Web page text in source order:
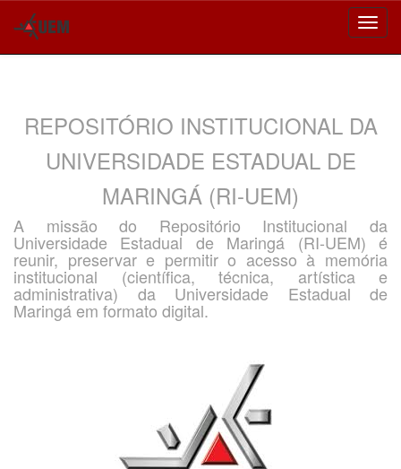
REPOSITÓRIO INSTITUCIONAL DA
UNIVERSIDADE ESTADUAL DE
MARINGÁ (RI-UEM)
A missão do Repositório Institucional da
Universidade Estadual de Maringá (RI-UEM) é
reunir, preservar e permitir o acesso à memória
institucional (científica, técnica, artística e
administrativa) da Universidade Estadual de
Maringá em formato digital.